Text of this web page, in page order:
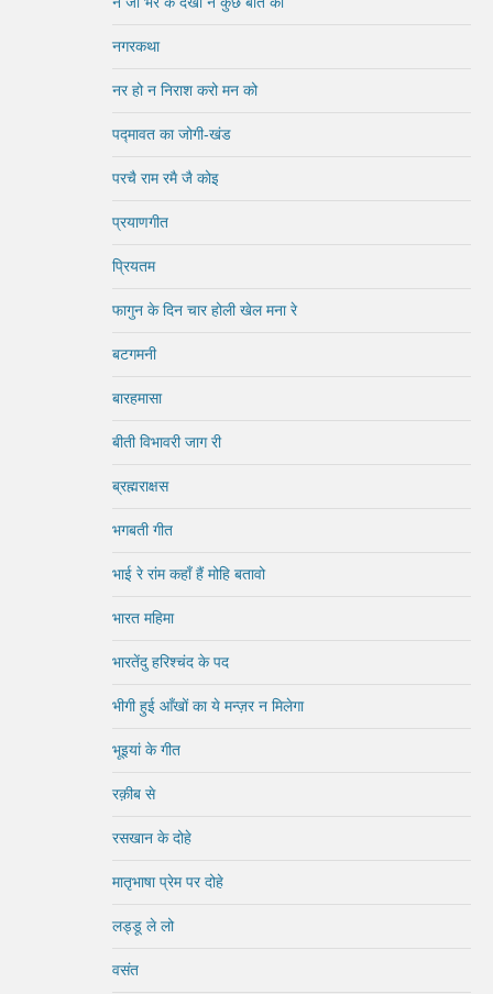
नगरकथा
नर हो न निराश करो मन को
पद्मावत का जोगी-खंड
परचै राम रमै जै कोइ
प्रयाणगीत
प्रियतम
फागुन के दिन चार होली खेल मना रे
बटगमनी
बारहमासा
बीती विभावरी जाग री
ब्रह्मराक्षस
भगबती गीत
भाई रे रांम कहाँ हैं मोहि बतावो
भारत महिमा
भारतेंदु हरिश्चंद के पद
भीगी हुई आँखों का ये मन्ज़र न मिलेगा
भूइयां के गीत
रक़ीब से
रसखान के दोहे
मातृभाषा प्रेम पर दोहे
लड्डू ले लो
वसंत